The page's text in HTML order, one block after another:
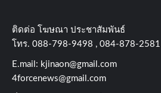
ติดต่อ​ โฆษณา​ ประชาสัมพันธ์
โทร​. 088-798-9498 , 084-878-2581
E.mail: kjinaon@gmail.com
4forcenews@gmail.com